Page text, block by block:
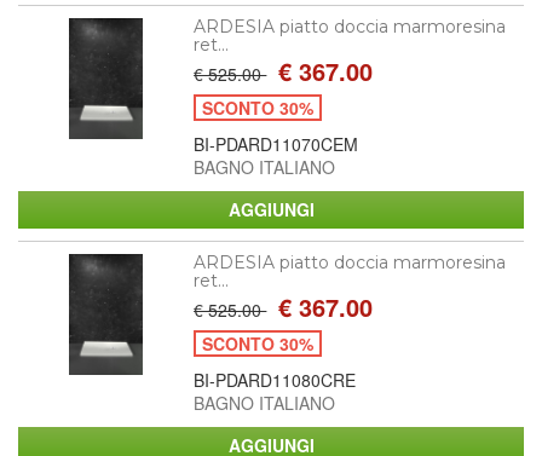
ARDESIA piatto doccia marmoresina
ret...
€ 525.00 € 367.00
SCONTO 30%
BI-PDARD11070CEM
BAGNO ITALIANO
ARDESIA piatto doccia marmoresina
ret...
€ 525.00 € 367.00
SCONTO 30%
BI-PDARD11080CRE
BAGNO ITALIANO